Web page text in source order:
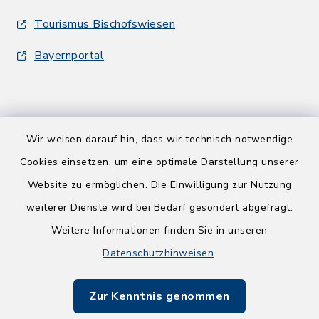
Wir weisen darauf hin, dass wir technisch notwendige
Cookies einsetzen, um eine optimale Darstellung unserer
Website zu ermöglichen. Die Einwilligung zur Nutzung
weiterer Dienste wird bei Bedarf gesondert abgefragt.
Weitere Informationen finden Sie in unseren
Datenschutzhinweisen.
Zur Kenntnis genommen
Tourismus Bischofswiesen
Bayernportal
Kontakt
Datenschutz
Sitemap